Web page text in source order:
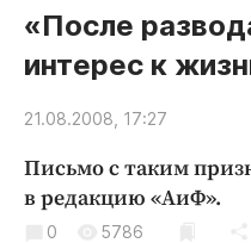
Новости компаний
Статьи
Народные
Благоустройство
Криминал
«После
интерес к
21.08.2008, 17:27
Письмо с таким
в редакцию «АиФ».
0 5786